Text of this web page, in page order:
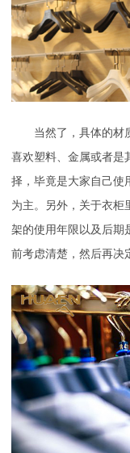
当然了，具体的材
喜欢塑料、金属或者是
择，毕竟是大家自己使
为主。另外，关于衣柜
架的使用年限以及后期
前考虑清楚，然后再决